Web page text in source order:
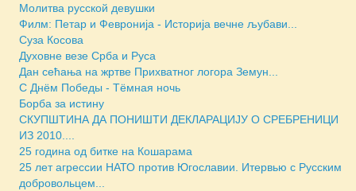
Молитва русской девушки
Филм: Петар и Февронија - Историја вечне љубави...
Суза Косова
Духовне везе Срба и Руса
Дан сећања на жртве Прихватног логора Земун...
С Днём Победы - Тёмная ночь
Борба за истину
СКУПШТИНА ДА ПОНИШТИ ДЕКЛАРАЦИЈУ О СРЕБРЕНИЦИ
ИЗ 2010....
25 година од битке на Кошарама
25 лет агрессии НАТО против Югославии. Итервью с Русским
добровольцем...